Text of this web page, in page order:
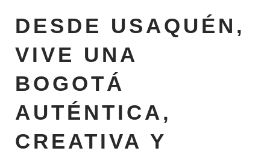
DESDE USAQUÉN,
VIVE UNA
BOGOTÁ
AUTÉNTICA,
CREATIVA Y